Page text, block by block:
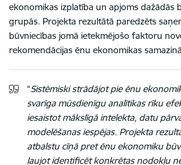
ekonomikas izplatība un apjoms dažādās
grupās. Projekta rezultātā paredzēts
būvniecības jomā ietekmējošo faktoru
rekomendācijas ēnu ekonomikas
“Sistēmiski strādājot pie ēnu
svarīga mūsdienīgu analītikas rīku
iesaistot mākslīgā intelekta, datu
modelēšanas iespējas. Projekta
atbalstu cīņā pret ēnu ekonomiku
ļaujot identificēt konkrētas nodokļu